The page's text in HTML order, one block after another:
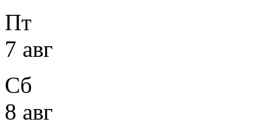
Пт
7 авг
Сб
8 авг